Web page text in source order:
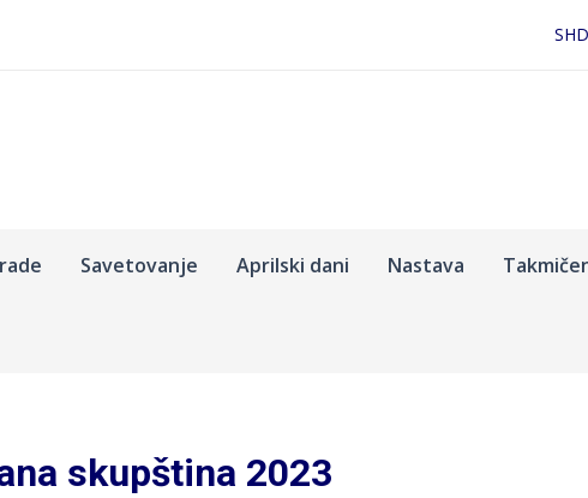
Savetovanje Aprilski dani Nastava
skupština 2023